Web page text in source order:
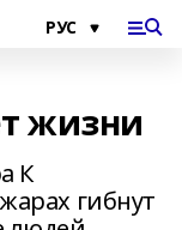
жизни
К
гибнут